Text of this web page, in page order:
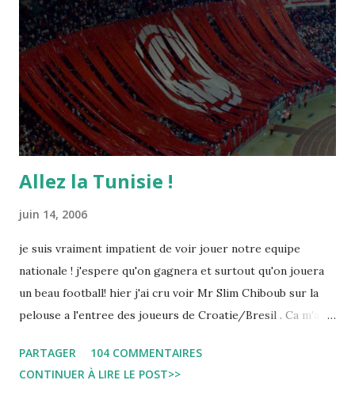
Allez la Tunisie !
juin 14, 2006
je suis vraiment impatient de voir jouer notre equipe
nationale ! j'espere qu'on gagnera et surtout qu'on jouera
un beau football! hier j'ai cru voir Mr Slim Chiboub sur la
pelouse a l'entree des joueurs de Croatie/Bresil . Ca m'a
instances internationales.( Je me demande d'ailleurs a quoi
est due cette absence !). Anyway... Inchallah Marbouha !
PARTAGER
104 COMMENTAIRES
CONTINUER À LIRE LE POST>>